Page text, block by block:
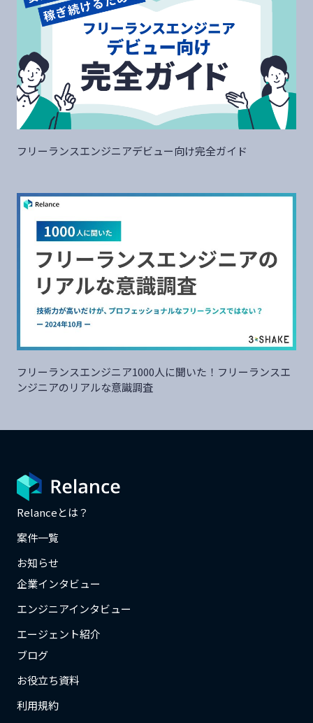
フリーランスエンジニアデビュー向け完全ガイド
フリーランスエンジニア1000人に聞いた！フリーランスエ
ンジニアのリアルな意識調査
Relanceとは？
案件一覧
お知らせ
企業インタビュー
エンジニアインタビュー
エージェント紹介
ブログ
お役立ち資料
利用規約